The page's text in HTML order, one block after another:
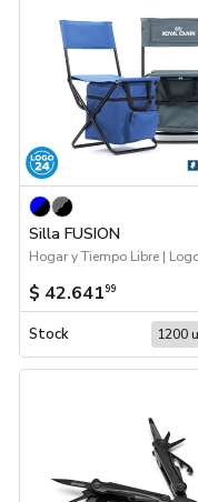
Silla FUSION
Hogar y Tiempo Libre |
$ 42.64199
Stock 1200